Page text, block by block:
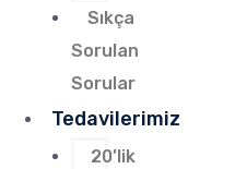
Sıkça
Sorulan
Sorular
Tedavilerimiz
20’lik